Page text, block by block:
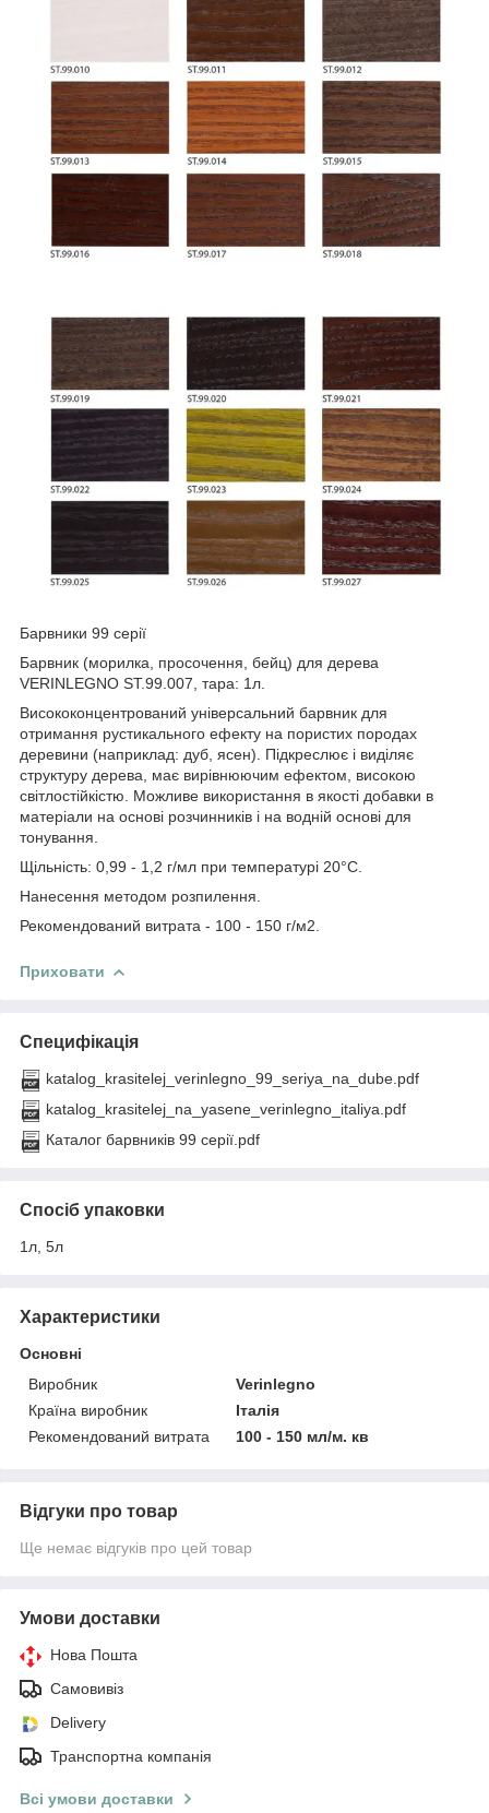
Барвники 99 серії
Барвник (морилка, просочення, бейц) для дерева
VERINLEGNO ST.99.007, тара: 1л.
Висококонцентрований універсальний барвник для
отримання рустикального ефекту на пористих породах
деревини (наприклад: дуб, ясен). Підкреслює і виділяє
структуру дерева, має вирівнюючим ефектом, високою
світлостійкістю. Можливе використання в якості добавки в
матеріали на основі розчинників і на водній основі для
тонування.
Щільність: 0,99 - 1,2 г/мл при температурі 20°C.
Нанесення методом розпилення.
Рекомендований витрата - 100 - 150 г/м2.
Приховати
Специфікація
katalog_krasitelej_verinlegno_99_seriya_na_dube.pdf
katalog_krasitelej_na_yasene_verinlegno_italiya.pdf
Каталог барвників 99 серії.pdf
Спосіб упаковки
1л, 5л
Характеристики
Основні
Виробник
Verinlegno
Країна виробник
Італія
Рекомендований витрата
100 - 150 мл/м. кв
Відгуки про товар
Ще немає відгуків про цей товар
Умови доставки
Нова Пошта
Самовивіз
Delivery
Транспортна компанія
Всі умови доставки